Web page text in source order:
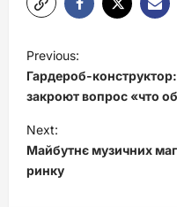
P
o
s
t
n
a
Previous:
Гардероб-
закроют вопрос «что
Next:
Майбутнє музичних
ринку